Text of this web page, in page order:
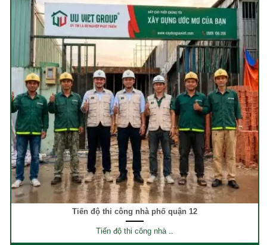
Tiến độ thi công nhà phố quận 12
Tiến độ thi công nhà ..